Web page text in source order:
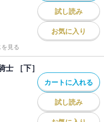
試し読み
お気に入り
見る
［下］
カートに入れる
試し読み